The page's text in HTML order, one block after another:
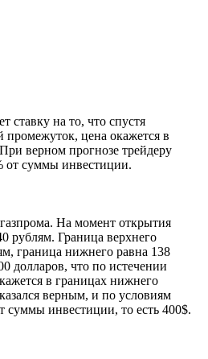
ставку на то, что спустя
цена окажется в
верном прогнозе трейдеру
от суммы инвестиции.
На момент открытия
рублям. Граница верхнего
граница нижнего равна 138
долларов, что по истечении
в границах нижнего
верным, и по условиям
суммы инвестиции, то есть 400$.